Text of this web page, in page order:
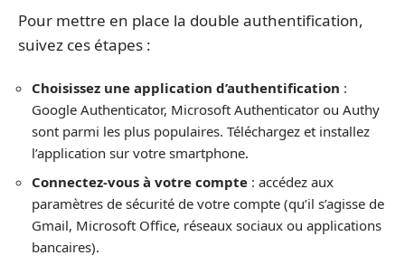
Pour mettre en place la double authentification,
suivez ces étapes :
Choisissez une application d’authentification :
Google Authenticator, Microsoft Authenticator ou Authy
sont parmi les plus populaires. Téléchargez et installez
l’application sur votre smartphone.
Connectez-vous à votre compte : accédez aux
paramètres de sécurité de votre compte (qu’il s’agisse de
Gmail, Microsoft Office, réseaux sociaux ou applications
bancaires).